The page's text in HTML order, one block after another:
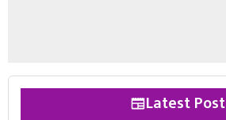
Latest Post